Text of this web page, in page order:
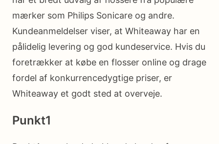
mærker som Philips Sonicare og andre.
Kundeanmeldelser viser, at Whiteaway har en
pålidelig levering og god kundeservice. Hvis du
foretrækker at købe en flosser online og drage
fordel af konkurrencedygtige priser, er
Whiteaway et godt sted at overveje.
Punkt1